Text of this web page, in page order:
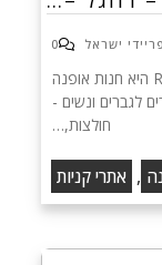
ישראל 0
Rosegal - אופנה לנשים וגברים Rosegal היא חנות אופנה
לגברים ונשים -
חולצות,…
, אתרי קניות